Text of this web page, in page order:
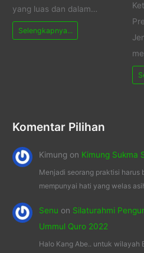
yang luas dan dalam…
Selengkapnya...
Komentar Pilihan
Kimung on Kimung Sukma
Menjadi seorang praktisi harus
mempunyai hati yang welas
Senu on Silaturahmi
Ummul Quro 2022
Halo Kang Abe.. untuk wilayah